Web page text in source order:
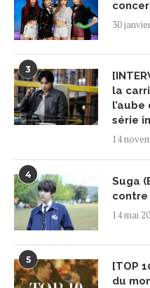
30
3
la
série
14
4
Suga
contre
14 mai
5
[TOP
du